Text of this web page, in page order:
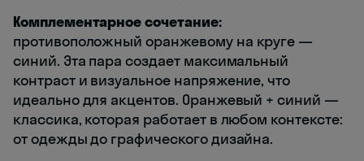
Комплементарное сочетание:
противоположный оранжевому на круге —
синий. Эта пара создает максимальный
контраст и визуальное напряжение, что
идеально для акцентов. Оранжевый + синий —
классика, которая работает в любом контексте:
от одежды до графического дизайна.